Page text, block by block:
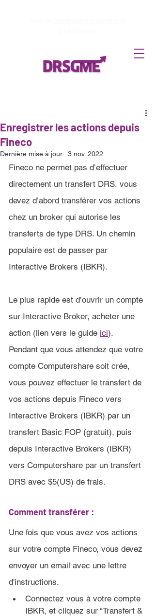
Enregistrer les actions depuis
Fineco
Dernière mise à jour : 3 nov. 2022
Fineco ne permet pas d’effectuer
directement un transfert DRS, vous
devez d’abord transférer vos actions
chez un broker qui autorise les
transferts de type DRS. Un chemin
populaire est de passer par
Interactive Brokers (IBKR).
Le plus rapide est d’ouvrir un compte
sur Interactive Broker, acheter une
action (lien vers le guide ici).
Pendant que vous attendez que votre
compte Computershare soit crée,
vous pouvez effectuer le transfert de
vos actions depuis Fineco vers
Interactive Brokers (IBKR) par un
transfert Basic FOP (gratuit), puis
depuis Interactive Brokers (IBKR)
vers Computershare par un transfert
DRS avec $5(US) de frais.
Comment transférer :
Une fois que vous avez vos actions
sur votre compte Fineco, vous devez
envoyer un email avec une lettre
d'instructions.
Connectez vous à votre compte
IBKR, et cliquez sur “Transfert &